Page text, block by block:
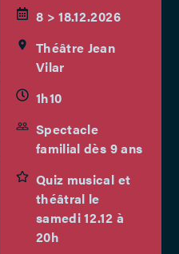
8 > 18.12.2026
Théâtre Jean
Vilar
1h10
Spectacle
familial dès 9 ans
Quiz musical et
théâtral le
samedi 12.12 à
20h